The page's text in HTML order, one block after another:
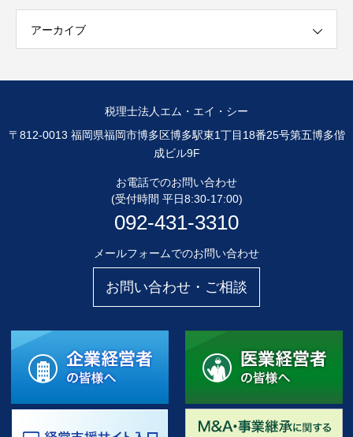
アーカイブ
税理士法人エム・エイ・シー
〒812-0013 福岡県福岡市博多区博多駅東1丁目18番25号第五博多偕
成ビル9F
お電話でのお問い合わせ
(受付時間 平日8:30-17:00)
092-431-3310
メールフォームでのお問い合わせ
お問い合わせ・ご相談